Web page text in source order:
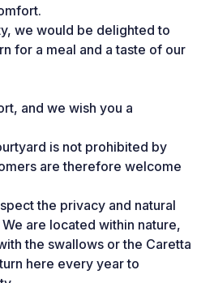
we would be delighted to
for a meal and a taste of our
and we wish you a
is not prohibited by
are therefore welcome
the privacy and natural
are located within nature,
the swallows or the Caretta
here every year to